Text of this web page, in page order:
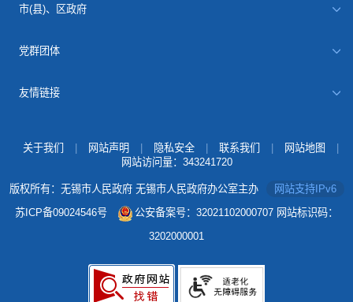
市(县)、区政府
党群团体
友情链接
关于我们 网站声明 隐私安全 联系我们 网站地图
网站访问量： 343241720
版权所有：无锡市人民政府 无锡市人民政府办公室主办
网站支持IPv6
苏ICP备09024546号
公安备案号：32021102000707 网站标识码：
3202000001